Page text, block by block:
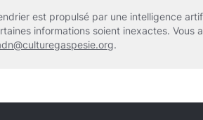
est propulsé par une intelligence
informations soient inexactes. Vous
.